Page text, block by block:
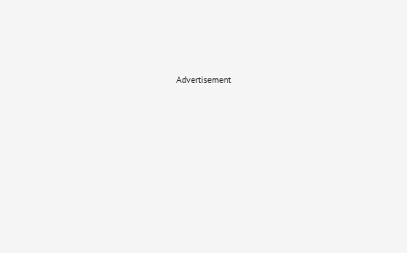
Advertisement